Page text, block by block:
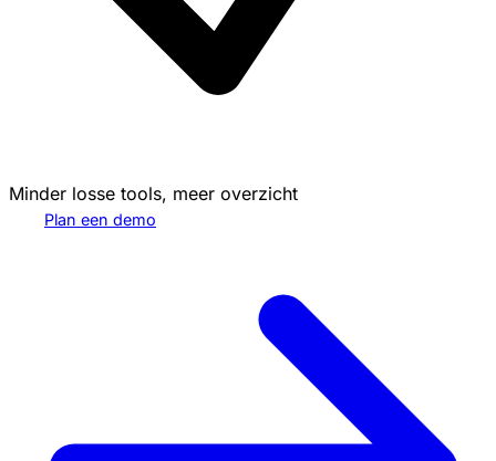
Minder losse tools, meer overzicht
Plan een demo